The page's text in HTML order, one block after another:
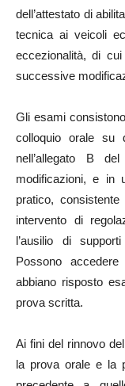
dell’attestato di
tecnica ai veicoli
eccezionalità, di
successive
Gli esami
colloquio orale su
nell’allegato B
modificazioni, e in
pratico,
intervento di
l’ausilio di
Possono
abbiano risposto
prova scritta.
Ai fini del rinnovo
la prova orale e la